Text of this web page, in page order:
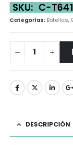
SKU: C-T641
Categorías: Botellas,
DESCRIPCIÓN